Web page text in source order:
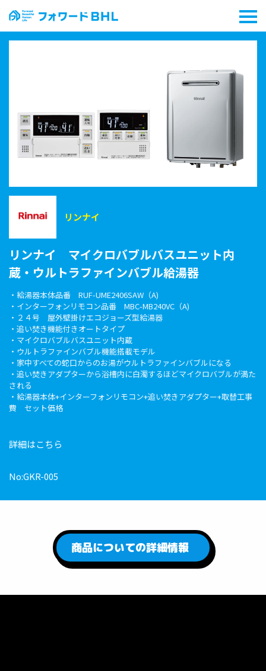
リンナイ
リンナイ マイクロバブルバスユニット内
蔵・ウルトラファインバブル給湯器
・給湯器本体品番 RUF-UME2406SAW（A)
・インターフォンリモコン品番 MBC-MB240VC（A)
・２４号 屋外壁掛けエコジョーズ型給湯器
・追い焚き機能付きオートタイプ
・マイクロバブルバスユニット内蔵
・ウルトラファインバブル機能搭載モデル
・家中すべての蛇口からのお湯がウルトラファインバブルになる
・追い焚きアダプターから浴槽内に白濁するほどマイクロバブルが満た
される
・給湯器本体+インターフォンリモコン+追い焚きアダプター+取替工事
費 セット価格
詳細はこちら
No:GKR-005
商品についての詳細情報